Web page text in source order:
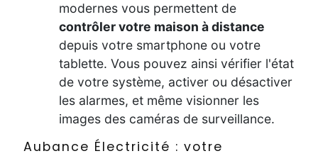
modernes vous permettent de
contrôler votre maison à distance
depuis votre smartphone ou votre
tablette. Vous pouvez ainsi vérifier l'état
de votre système, activer ou désactiver
les alarmes, et même visionner les
images des caméras de surveillance.
Aubance Électricité : votre